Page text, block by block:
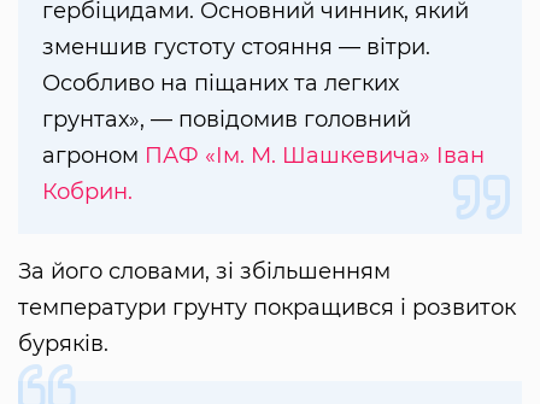
гербіцидами. Основний чинник, який
зменшив густоту стояння — вітри.
Особливо на піщаних та легких
грунтах», — повідомив головний
агроном ПАФ «Ім. М. Шашкевича» Іван
Кобрин.
За його словами, зі збільшенням
температури грунту покращився і розвиток
буряків.